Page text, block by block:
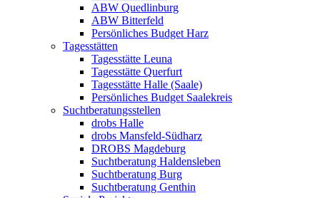
ABW Quedlinburg
ABW Bitterfeld
Persönliches Budget Harz
Tagesstätten
Tagesstätte Leuna
Tagesstätte Querfurt
Tagesstätte Halle (Saale)
Persönliches Budget Saalekreis
Suchtberatungsstellen
drobs Halle
drobs Mansfeld-Südharz
DROBS Magdeburg
Suchtberatung Haldensleben
Suchtberatung Burg
Suchtberatung Genthin